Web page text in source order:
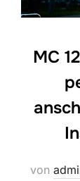
MC
von